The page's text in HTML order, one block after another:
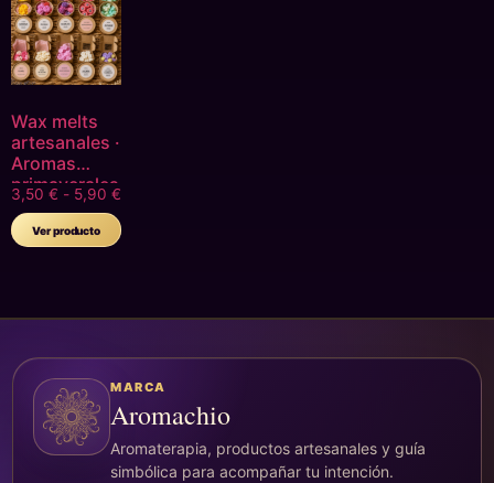
Wax melts
artesanales ·
Aromas
primaverales
3,50 € - 5,90 €
Ver producto
MARCA
Aromachio
Aromaterapia, productos artesanales y guía
simbólica para acompañar tu intención.